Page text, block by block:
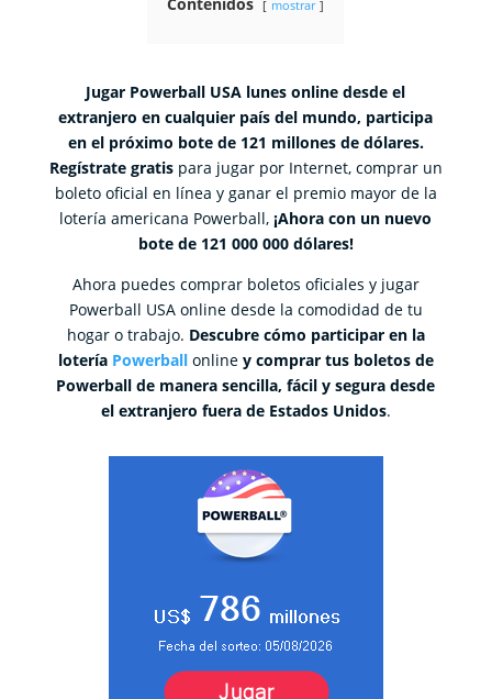
Contenidos mostrar
Jugar Powerball USA lunes online desde el
extranjero en cualquier país del mundo, participa
en el próximo bote de 121 millones de dólares.
Regístrate gratispara jugar por Internet, comprar un
boleto oficial en línea y ganar el premio mayor de la
lotería americana Powerball,¡Ahora con un nuevo
bote de 121 000 000 dólares!
Ahora puedes comprar boletos oficiales y jugar
Powerball USA online desde la comodidad de tu
hogar o trabajo. Descubre cómo participar en la
lotería Powerballonliney comprar tus boletos de
Powerball de manera sencilla, fácil y segura desde
el extranjero fuera de Estados Unidos.